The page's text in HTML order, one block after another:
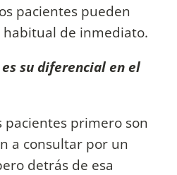
pacientes pueden
habitual de inmediato.
su diferencial en el
primero son
a consultar por un
detrás de esa